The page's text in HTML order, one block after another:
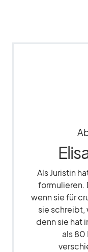
Als Juristin
formulieren.
wenn sie für
sie schreibt,
denn sie hat
als 80